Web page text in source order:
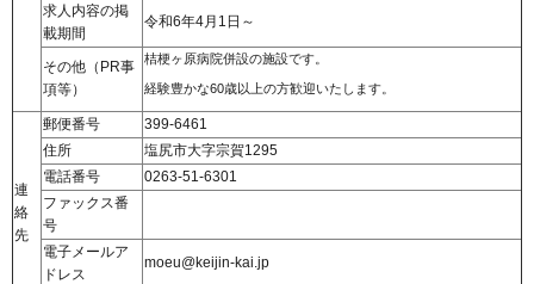
求人内容の掲
載期間
令和6年4月1日～
その他（PR事
項等）
桔梗ヶ原病院併設の施設です。
経験豊かな60歳以上の方歓迎いたします。
連
絡
先
郵便番号
399-6461
住所
塩尻市大字宗賀1295
電話番号
0263-51-6301
ファックス番
号
電子メールア
ドレス
moeu@keijin-kai.jp